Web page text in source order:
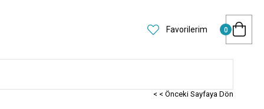
Favorilerim 0
< < Önceki Sayfaya Dön